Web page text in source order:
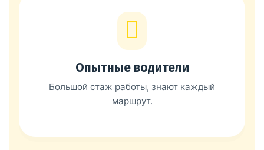
Опытные водители
Большой стаж работы, знают каждый
маршрут.